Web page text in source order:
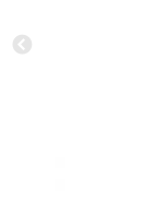
水中ドローン